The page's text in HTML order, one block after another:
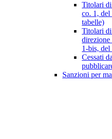
Titolari
co. 1, del
tabelle)
Titolari
1-bis,
Cessati
Sanzioni per